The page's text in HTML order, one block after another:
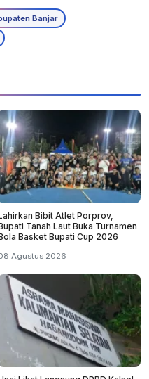
Banjar
Bibit Atlet Porprov,
Tanah Laut Buka Turnamen
Basket Bupati Cup 2026
Agustus 2026